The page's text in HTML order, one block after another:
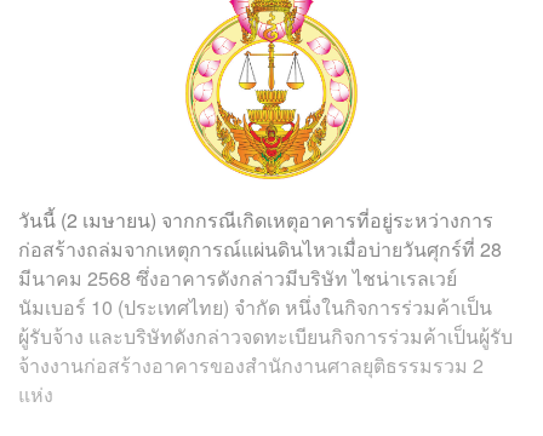
วันนี้ (2 เมษายน) จากกรณีเกิดเหตุอาคารที่อยู่ระหว่างการ
ก่อสร้างถล่มจากเหตุการณ์แผ่นดินไหวเมื่อบ่ายวันศุกร์ที่ 28
มีนาคม 2568 ซึ่งอาคารดังกล่าวมีบริษัท ไชน่าเรลเวย์
นัมเบอร์ 10 (ประเทศไทย) จำกัด หนึ่งในกิจการร่วมค้าเป็น
ผู้รับจ้าง และบริษัทดังกล่าวจดทะเบียนกิจการร่วมค้าเป็นผู้รับ
จ้างงานก่อสร้างอาคารของสำนักงานศาลยุติธรรมรวม 2
แห่ง